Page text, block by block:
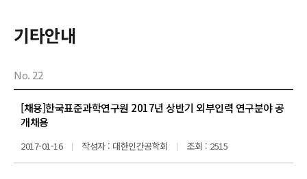
기타안내
No. 22
[채용]한국표준과학연구원 2017년 상반기 외부인력 연구분야 공
개채용
2017-01-16 작성자 : 대한인간공학회 조회 : 2515